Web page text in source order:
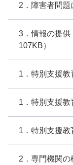
2．障害者問題
3．情報の提供
107KB）
1．特別支援教
1．特別支援教
1．特別支援教
2．専門機関の